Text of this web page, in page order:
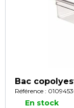
Bac
Référence :
En stock